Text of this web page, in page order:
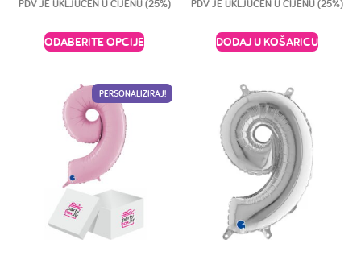
PDV JE UKLJUČEN U CIJENU (25%)
ODABERITE OPCIJE
PDV JE UKLJUČEN U CIJENU (25%)
DODAJ U KOŠARICU
PERSONALIZIRAJ!